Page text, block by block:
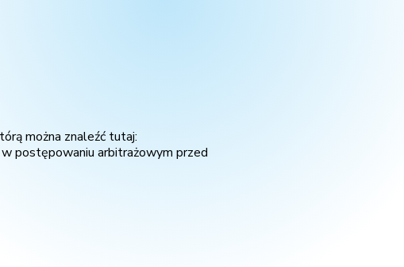
można znaleźć tutaj:
postępowaniu arbitrażowym przed